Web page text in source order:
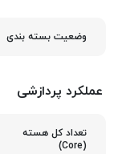
وضعیت بسته بندی
عملکرد پردازشی
تعداد کل هسته
(Core)